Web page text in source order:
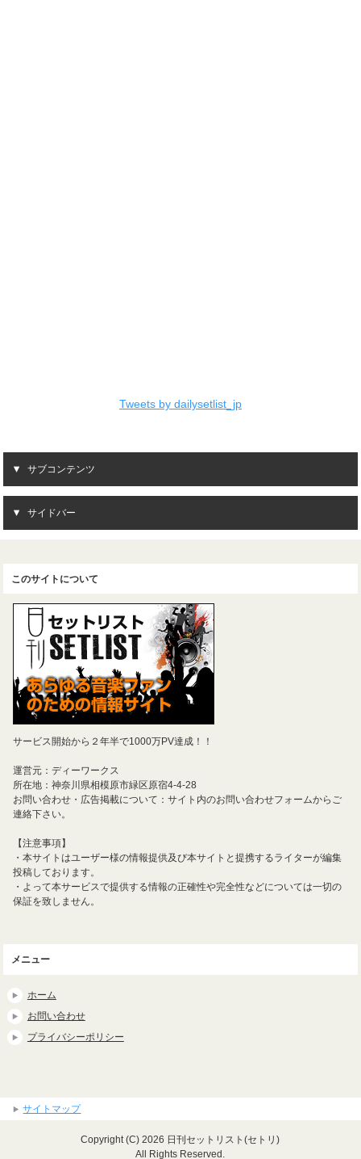
Tweets by dailysetlist_jp
サブコンテンツ
サイドバー
このサイトについて
サービス開始から２年半で1000万PV達成！！
運営元：ディーワークス
所在地：神奈川県相模原市緑区原宿4-4-28
お問い合わせ・広告掲載について：サイト内のお問い合わせフォームからご
連絡下さい。
【注意事項】
・本サイトはユーザー様の情報提供及び本サイトと提携するライターが編集
投稿しております。
・よって本サービスで提供する情報の正確性や完全性などについては一切の
保証を致しません。
メニュー
ホーム
お問い合わせ
プライバシーポリシー
サイトマップ
Copyright (C) 2026 日刊セットリスト(セトリ)
All Rights Reserved.